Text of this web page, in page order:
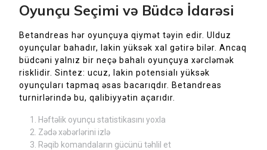
Oyunçu Seçimi və Büdcə İdarəsi
Betandreas hər oyunçuya qiymət təyin edir. Ulduz
oyunçular bahadır, lakin yüksək xal gətirə bilər. Ancaq
büdcəni yalnız bir neçə bahalı oyunçuya xərcləmək
risklidir. Sintez: ucuz, lakin potensialı yüksək
oyunçuları tapmaq əsas bacarıqdır. Betandreas
turnirlərində bu, qalibiyyətin açarıdır.
Həftəlik oyunçu statistikasını yoxla
Zədə xəbərlərini izlə
Rəqib komandaların gücünü təhlil et